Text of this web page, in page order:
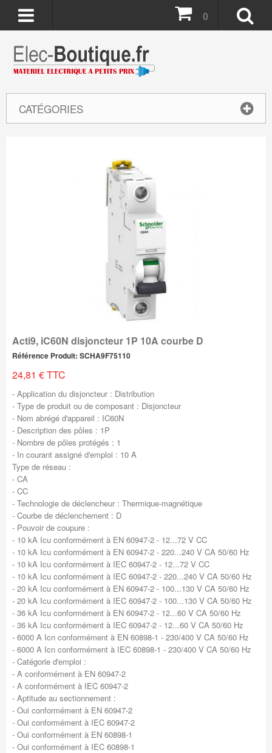
CATÉGORIES
0
Acti9, iC60N disjoncteur 1P 10A courbe D
Référence Produit: SCHA9F75110
24,81 € TTC
- Application du disjoncteur : Distribution
- Type de produit ou de composant : Disjoncteur
- Nom abrégé d'appareil : IC60N
- Description des pôles : 1P
- Nombre de pôles protégés : 1
- In courant assigné d'emploi : 10 A
Type de réseau :
- CA
- CC
- Technologie de déclencheur : Thermique-magnétique
- Courbe de déclenchement : D
- Pouvoir de coupure :
- 10 kA Icu conformément à EN 60947-2 - 12...72 V CC
- 10 kA Icu conformément à EN 60947-2 - 220...240 V CA 50/60 Hz
- 10 kA Icu conformément à IEC 60947-2 - 12...72 V CC
- 10 kA Icu conformément à IEC 60947-2 - 220...240 V CA 50/60 Hz
- 20 kA Icu conformément à EN 60947-2 - 100...130 V CA 50/60 Hz
- 20 kA Icu conformément à IEC 60947-2 - 100...130 V CA 50/60 Hz
- 36 kA Icu conformément à EN 60947-2 - 12...60 V CA 50/60 Hz
- 36 kA Icu conformément à IEC 60947-2 - 12...60 V CA 50/60 Hz
- 6000 A Icn conformément à EN 60898-1 - 230/400 V CA 50/60 Hz
- 6000 A Icn conformément à IEC 60898-1 - 230/400 V CA 50/60 Hz
- Catégorie d'emploi :
- A conformément à EN 60947-2
- A conformément à IEC 60947-2
- Aptitude au sectionnement :
- Oui conformément à EN 60947-2
- Oui conformément à IEC 60947-2
- Oui conformément à EN 60898-1
- Oui conformément à IEC 60898-1